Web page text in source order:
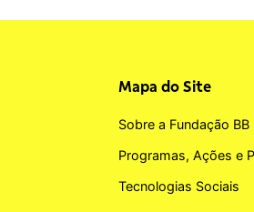
Mapa do Site
Sobre a Fundação BB
Programas, Ações e
Tecnologias Sociais